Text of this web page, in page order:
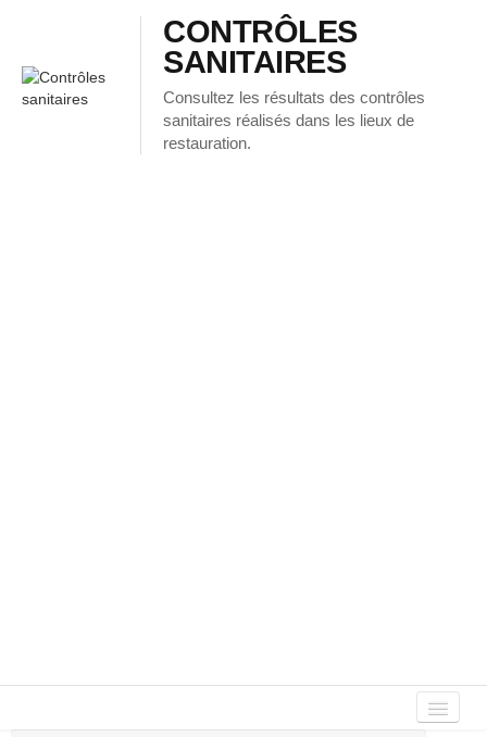
CONTRÔLES
SANITAIRES
Consultez les résultats des contrôles
sanitaires réalisés dans les lieux de
restauration.